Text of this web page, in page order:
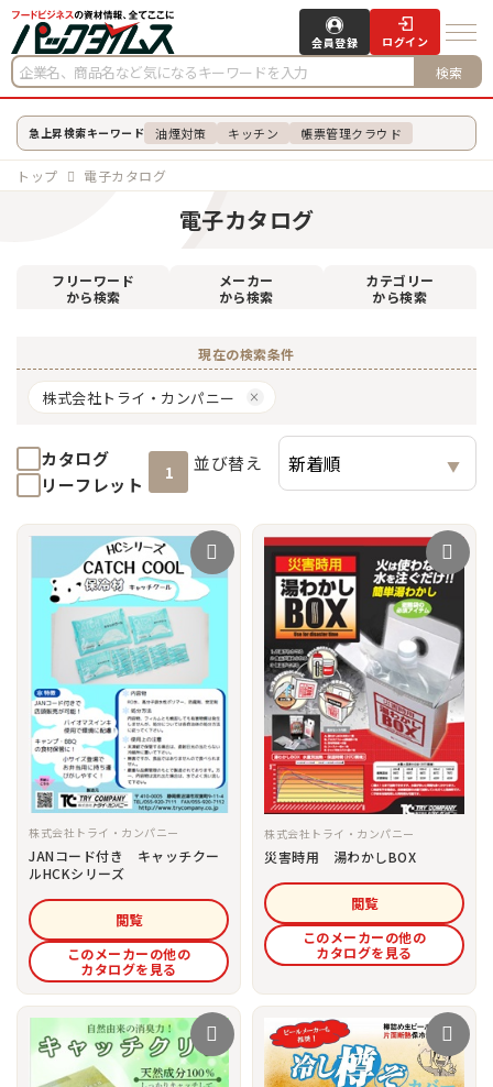
検索
会員登録 ログイン
急上昇検索キーワード 油煙対策 キッチン 帳票管理クラウド
トップ 電子カタログ
電子カタログ
フリーワード
から検索
メーカー
から検索
カテゴリー
から検索
現在の検索条件
株式会社トライ・カンパニー
カタログ
リーフレット
1 並び替え
株式会社トライ・カンパニー
JANコード付き キャッチクー
ルHCKシリーズ
閲覧
このメーカーの他の
カタログを見る
株式会社トライ・カンパニー
災害時用 湯わかしBOX
閲覧
このメーカーの他の
カタログを見る